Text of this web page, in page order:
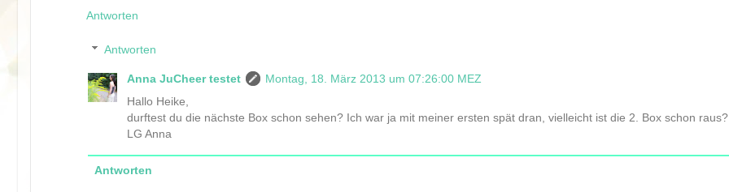
Antworten
Antworten
Anna JuCheer testet
Montag, 18. März 2013 um 07:26:00 MEZ
Hallo Heike,
durftest du die nächste Box schon sehen? Ich war ja mit meiner ersten spät dran, vielleicht ist die 2. Box schon raus?
LG Anna
Antworten